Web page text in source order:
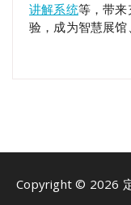
讲解系统等，带
验，成为智慧展馆
Copyright © 2026